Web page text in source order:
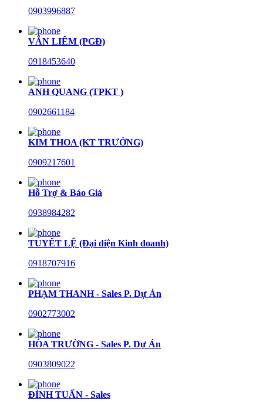
0903996887
VĂN LIÊM (PGĐ)
0918453640
ANH QUANG (TPKT )
0902661184
KIM THOA (KT TRƯỞNG)
0909217601
Hỗ Trợ & Báo Giá
0938984282
TUYẾT LỆ (Đại diện Kinh doanh)
0918707916
PHẠM THANH - Sales P. Dự Án
0902773002
HÒA TRƯỜNG - Sales P. Dự Án
0903809022
ĐÌNH TUẤN - Sales